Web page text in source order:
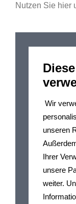
Nutzen Sie hier